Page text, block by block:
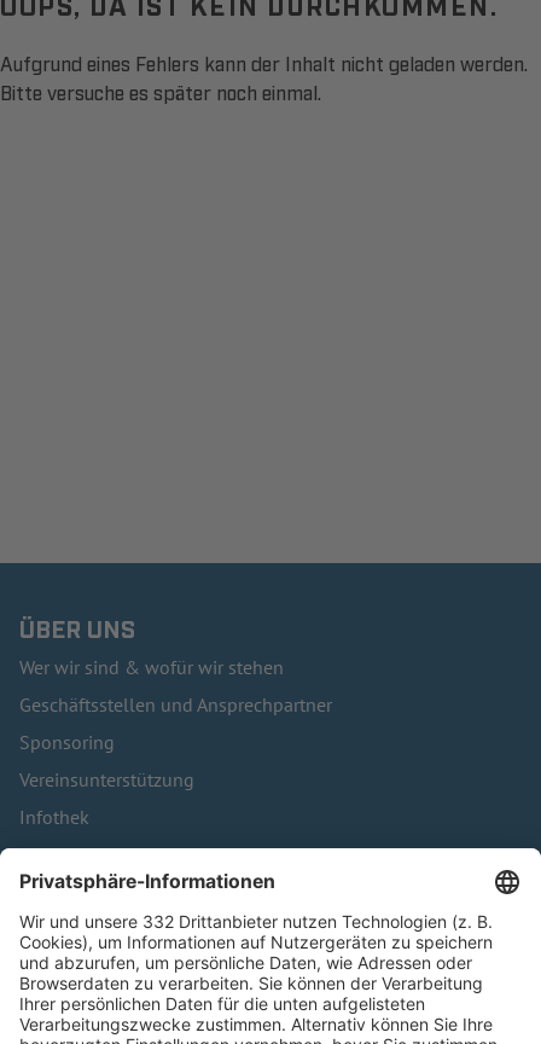
Aufgrund eines Fehlers kann der Inhalt nicht geladen werden.
Bitte versuche es später noch einmal.
ÜBER UNS
Wer wir sind & wofür wir stehen
Geschäftsstellen und Ansprechpartner
Sponsoring
Vereinsunterstützung
Infothek
Kontakt
HÄUFIG BESUCHTE SEITEN
Pässe und Vereinswechsel
Trainerausbildung